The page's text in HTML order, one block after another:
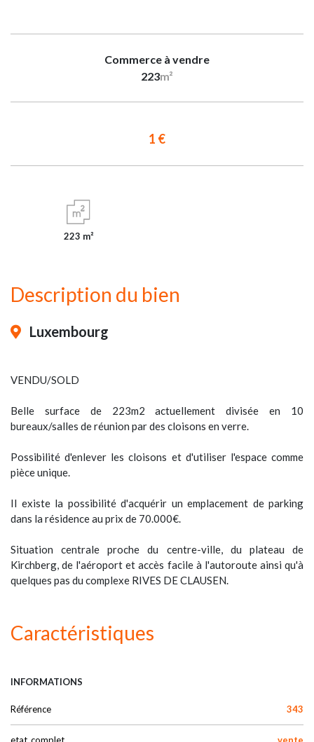
Commerce à vendre
223m²
1 €
223 m²
Description du bien
Luxembourg
VENDU/SOLD
Belle surface de 223m2 actuellement divisée en 10
bureaux/salles de réunion par des cloisons en verre.
Possibilité d'enlever les cloisons et d'utiliser l'espace comme
pièce unique.
Il existe la possibilité d'acquérir un emplacement de parking
dans la résidence au prix de 70.000€.
Situation centrale proche du centre-ville, du plateau de
Kirchberg, de l'aéroport et accès facile à l'autoroute ainsi qu'à
quelques pas du complexe RIVES DE CLAUSEN.
Caractéristiques
INFORMATIONS
Référence 343